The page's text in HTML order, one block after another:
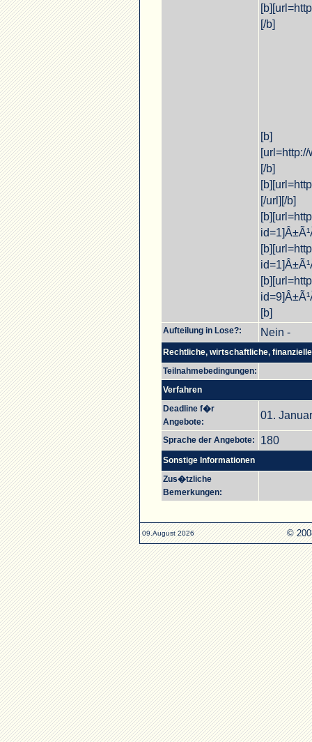
[/b]
[b]
[/b]
[/url][/b]
[b]
Aufteilung in Lose?: Nein -
Rechtliche, wirtschaftliche,
Teilnahmebedingungen:
Verfahren
Deadline f�r
Angebote:
01.
Sprache der Angebote: 180
Sonstige Informationen
Zus�tzliche
Bemerkungen:
09.August 2026 ©